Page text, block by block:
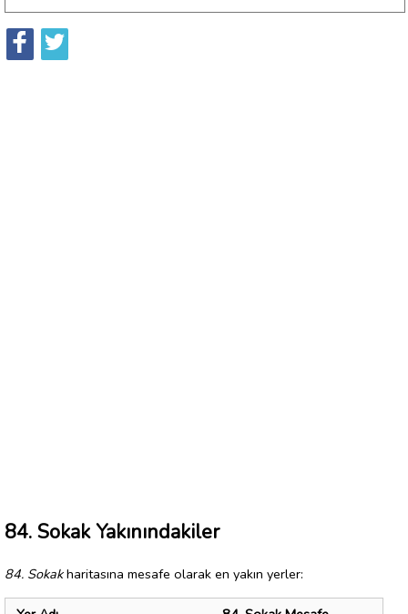
84. Sokak Yakınındakiler
84. Sokakharitasına mesafe olarak en yakın yerler: